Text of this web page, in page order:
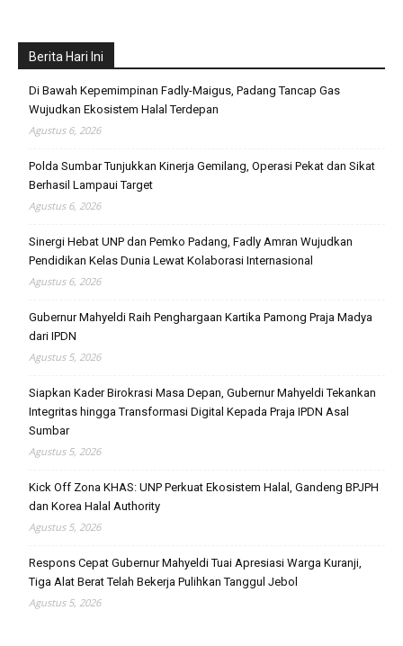
Berita Hari Ini
Di Bawah Kepemimpinan Fadly-Maigus, Padang Tancap Gas
Wujudkan Ekosistem Halal Terdepan
Agustus 6, 2026
Polda Sumbar Tunjukkan Kinerja Gemilang, Operasi Pekat dan Sikat
Berhasil Lampaui Target
Agustus 6, 2026
Sinergi Hebat UNP dan Pemko Padang, Fadly Amran Wujudkan
Pendidikan Kelas Dunia Lewat Kolaborasi Internasional
Agustus 6, 2026
Gubernur Mahyeldi Raih Penghargaan Kartika Pamong Praja Madya
dari IPDN
Agustus 5, 2026
Siapkan Kader Birokrasi Masa Depan, Gubernur Mahyeldi Tekankan
Integritas hingga Transformasi Digital Kepada Praja IPDN Asal
Sumbar
Agustus 5, 2026
Kick Off Zona KHAS: UNP Perkuat Ekosistem Halal, Gandeng BPJPH
dan Korea Halal Authority
Agustus 5, 2026
Respons Cepat Gubernur Mahyeldi Tuai Apresiasi Warga Kuranji,
Tiga Alat Berat Telah Bekerja Pulihkan Tanggul Jebol
Agustus 5, 2026